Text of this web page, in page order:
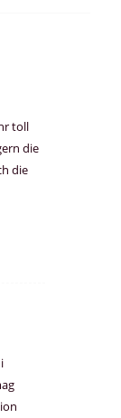
toll
die
die